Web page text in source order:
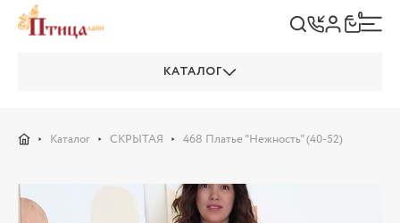
0
КАТАЛОГ
Каталог СКРЫТАЯ 468 Платье "Нежность" (40-52)